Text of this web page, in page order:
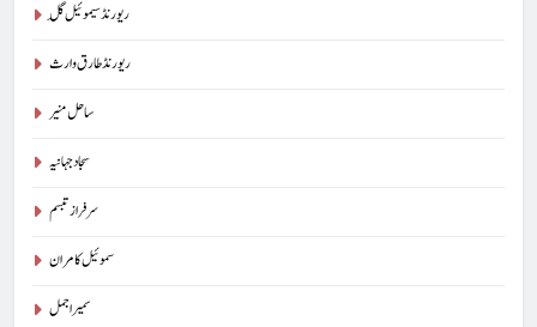
ریورنڈ سیموئیل گِل
ریورنڈ طارق وارث
ساحل منیر
سجاد جہانیہ
سرفراز تبسم
سموئیل کامران
سمیر اجمل